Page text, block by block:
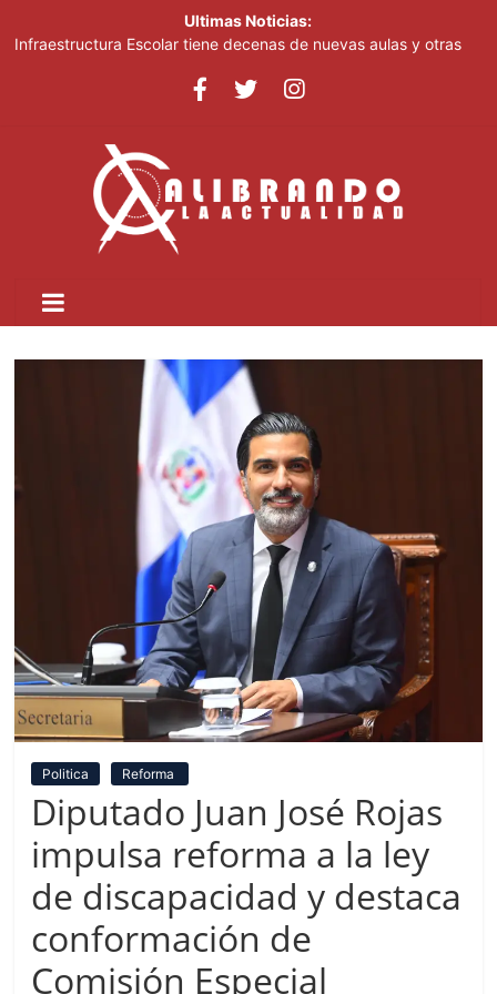
Ultimas Noticias:
Infraestructura Escolar tiene decenas de nuevas aulas y otras
Crear dos nuevas provincias en el país generaría más gasto
público, advierte experto
Ministerio de Educación inicia este lunes jornada nacional de
capacitación para más de 90,000 docentes de cara al inicio del
año escolar 2026-2027
del PRM y felicita a sus nuevas autoridades
Politica Reforma
Diputado Juan José Rojas
impulsa reforma a la ley
de discapacidad y destaca
conformación de
Comisión Especial